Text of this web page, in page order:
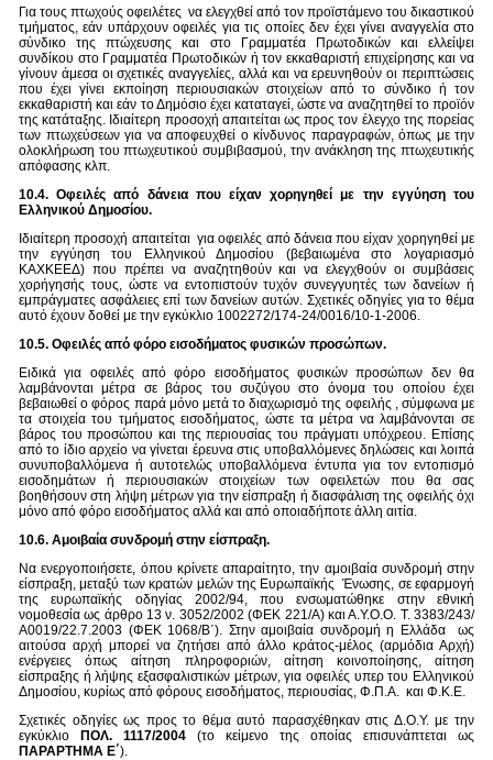
Για τους πτωχούς οφειλέτες να ελεγχθεί από τον προϊστάμενο του δικαστικού
τμήματος, εάν υπάρχουν οφειλές για τις οποίες δεν έχει γίνει αναγγελία στο
σύνδικο της πτώχευσης και στο Γραμματέα Πρωτοδικών και ελλείψει
συνδίκου στο Γραμματέα Πρωτοδικών ή τον εκκαθαριστή επιχείρησης και να
γίνουν άμεσα οι σχετικές αναγγελίες, αλλά και να ερευνηθούν οι περιπτώσεις
που έχει γίνει εκποίηση περιουσιακών στοιχείων από το σύνδικο ή τον
εκκαθαριστή και εάν το Δημόσιο έχει καταταγεί, ώστε να αναζητηθεί το προϊόν
της κατάταξης. Ιδιαίτερη προσοχή απαιτείται ως προς τον έλεγχο της πορείας
των πτωχεύσεων για να αποφευχθεί ο κίνδυνος παραγραφών, όπως με την
ολοκλήρωση του πτωχευτικού συμβιβασμού, την ανάκληση της πτωχευτικής
απόφασης κλπ.
10.4. Οφειλές από δάνεια που είχαν χορηγηθεί με την εγγύηση του
Ελληνικού Δημοσίου.
Ιδιαίτερη προσοχή απαιτείται για οφειλές από δάνεια που είχαν χορηγηθεί με
την εγγύηση του Ελληνικού Δημοσίου (βεβαιωμένα στο λογαριασμό
ΚΑΧΚΕΕΔ) που πρέπει να αναζητηθούν και να ελεγχθούν οι συμβάσεις
χορήγησής τους, ώστε να εντοπιστούν τυχόν συνεγγυητές των δανείων ή
εμπράγματες ασφάλειες επί των δανείων αυτών. Σχετικές οδηγίες για το θέμα
αυτό έχουν δοθεί με την εγκύκλιο 1002272/174-24/0016/10-1-2006.
10.5. Οφειλές από φόρο εισοδήματος φυσικών προσώπων.
Ειδικά για οφειλές από φόρο εισοδήματος φυσικών προσώπων δεν θα
λαμβάνονται μέτρα σε βάρος του συζύγου στο όνομα του οποίου έχει
βεβαιωθεί ο φόρος παρά μόνο μετά το διαχωρισμό της οφειλής , σύμφωνα με
τα στοιχεία του τμήματος εισοδήματος, ώστε τα μέτρα να λαμβάνονται σε
βάρος του προσώπου και της περιουσίας του πράγματι υπόχρεου. Επίσης
από το ίδιο αρχείο να γίνεται έρευνα στις υποβαλλόμενες δηλώσεις και λοιπά
συνυποβαλλόμενα ή αυτοτελώς υποβαλλόμενα έντυπα για τον εντοπισμό
εισοδημάτων ή περιουσιακών στοιχείων των οφειλετών που θα σας
βοηθήσουν στη λήψη μέτρων για την είσπραξη ή διασφάλιση της οφειλής όχι
μόνο από φόρο εισοδήματος αλλά και από οποιαδήποτε άλλη αιτία.
10.6. Αμοιβαία συνδρομή στην είσπραξη.
Να ενεργοποιήσετε, όπου κρίνετε απαραίτητο, την αμοιβαία συνδρομή στην
είσπραξη, μεταξύ των κρατών μελών της Ευρωπαϊκής Ένωσης, σε εφαρμογή
της ευρωπαϊκής οδηγίας 2002/94, που ενσωματώθηκε στην εθνική
νομοθεσία ως άρθρο 13 ν. 3052/2002 (ΦΕΚ 221/Α) και Α.Υ.Ο.Ο. Τ. 3383/243/
Α0019/22.7.2003 (ΦΕΚ 1068/Β΄). Στην αμοιβαία συνδρομή η Ελλάδα ως
αιτούσα αρχή μπορεί να ζητήσει από άλλο κράτος-μέλος (αρμόδια Αρχή)
ενέργειες όπως αίτηση πληροφοριών, αίτηση κοινοποίησης, αίτηση
είσπραξης ή λήψης εξασφαλιστικών μέτρων, για οφειλές υπερ του Ελληνικού
Δημοσίου, κυρίως από φόρους εισοδήματος, περιουσίας, Φ.Π.Α. και Φ.Κ.Ε.
Σχετικές οδηγίες ως προς το θέμα αυτό παρασχέθηκαν στις Δ.Ο.Υ. με την
εγκύκλιο
ΠΟΛ. 1117/2004 (το κείμενο της οποίας επισυνάπτεται ως
ΠΑΡΑΡΤΗΜΑ Ε΄).